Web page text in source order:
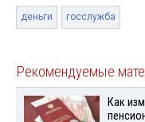
деньги госслужба
Рекомендуемые
Как